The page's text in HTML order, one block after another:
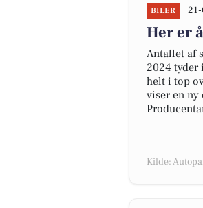
BILER
Her er
Antallet af
2024 tyder
helt i top
viser en ny
Kilde: